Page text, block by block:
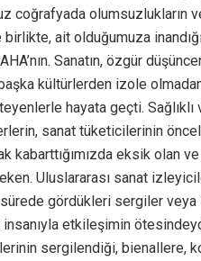
coğrafyada olumsuzlukların
ait olduğumuza
Sanatın, özgür
kültürlerden izole
hayata geçti.
sanat tüketicilerinin
kabarttığımızda eksik olan
Uluslararası sanat
gördükleri sergiler
insanıyla etkileşimin
sergilendiği, bienallere,